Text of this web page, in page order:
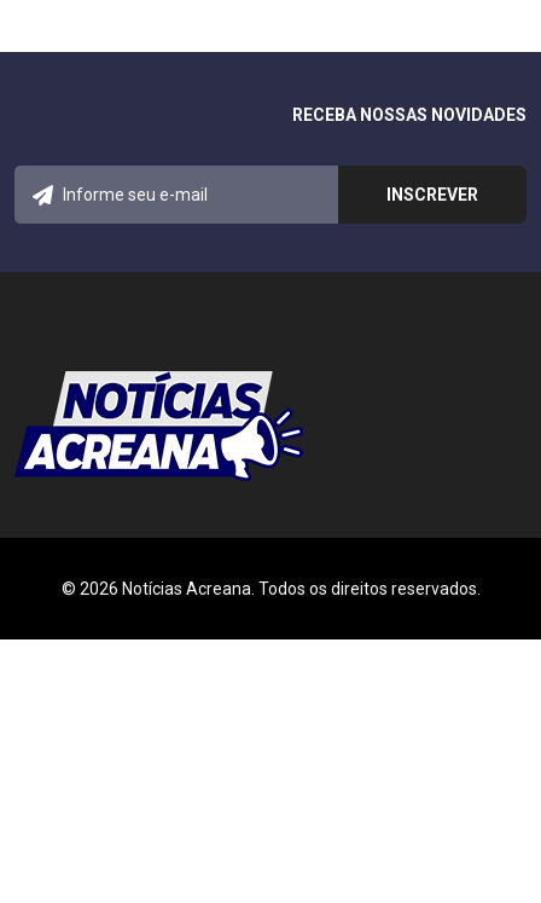
RECEBA NOSSAS NOVIDADES
© 2026 Notícias Acreana. Todos os direitos reservados.